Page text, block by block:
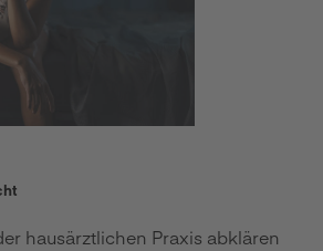
hausärztlichen Praxis abklären